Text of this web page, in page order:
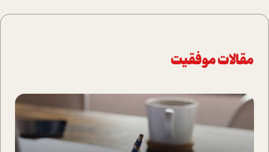
مقالات موفقیت